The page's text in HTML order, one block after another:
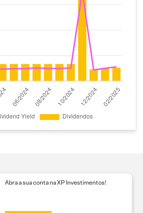
Abra a sua conta na XP Investimentos!